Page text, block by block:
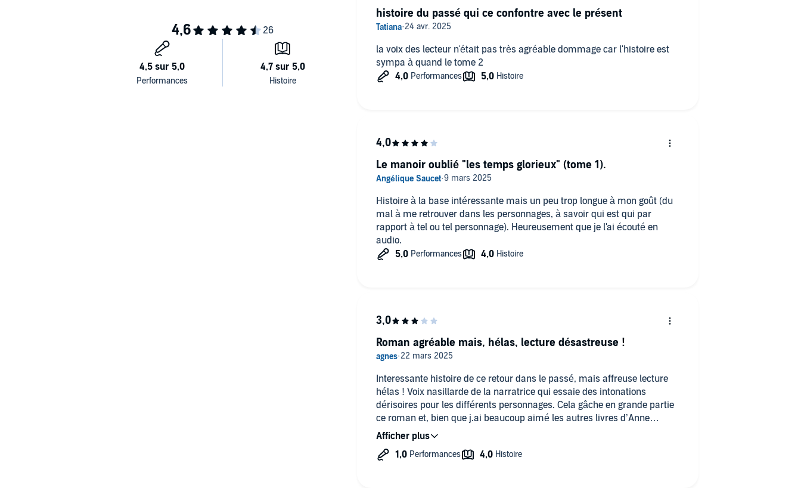
la voix des lecteur n'était pas très agréable dommage car l'histoire est
sympa à quand le tome 2
histoire du passé qui ce confontre avec le présent
Histoire à la base intéressante mais un peu trop longue à mon goût (du
mal à me retrouver dans les personnages, à savoir qui est qui par
rapport à tel ou tel personnage). Heureusement que je l'ai écouté en
audio.
Le manoir oublié "les temps glorieux" (tome 1).
Interessante histoire de ce retour dans le passé, mais affreuse lecture
hélas ! Voix nasillarde de la narratrice qui essaie des intonations
dérisoires pour les différents personnages. Cela gâche en grande partie
ce roman et, bien que j.ai beaucoup aimé les autres livres d’Anne
JACOB, si la lectrice s’avère être la même pour les autres tomes de
cette saga que celle-ci, je ne pense pas avoir le courage d’endurer sa
lecture et je n’achèterai sans doute pas les autres tomes quand ils
Roman agréable mais, hélas, lecture désastreuse !